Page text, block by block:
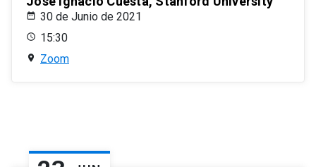
30 de Junio de 2021
15:30
Zoom